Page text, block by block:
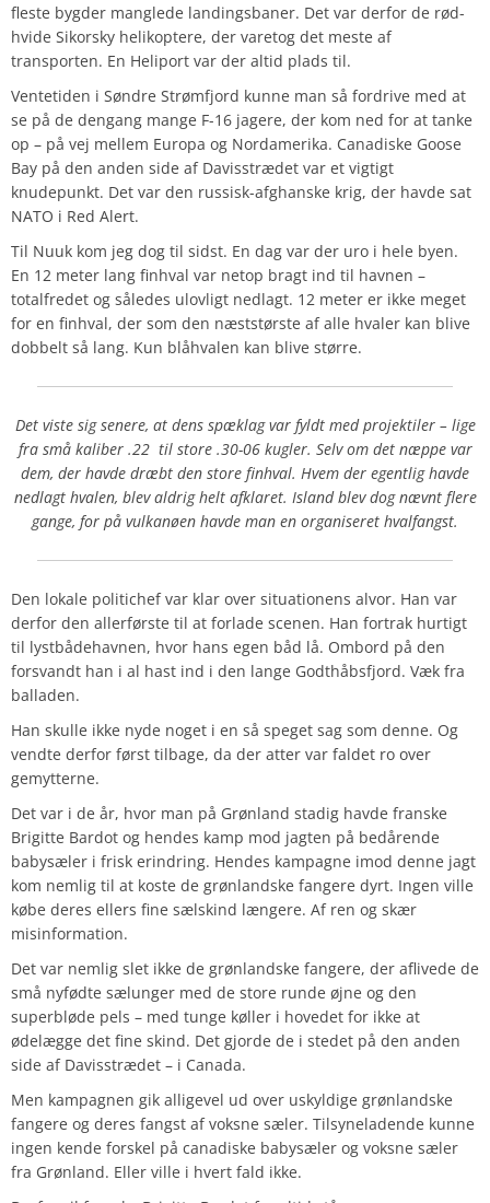
fleste bygder manglede landingsbaner. Det var derfor de rød-
hvide Sikorsky helikoptere, der varetog det meste af
transporten. En Heliport var der altid plads til.
Ventetiden i Søndre Strømfjord kunne man så fordrive med at
se på de dengang mange F-16 jagere, der kom ned for at tanke
op – på vej mellem Europa og Nordamerika. Canadiske Goose
Bay på den anden side af Davisstrædet var et vigtigt
knudepunkt. Det var den russisk-afghanske krig, der havde sat
NATO i Red Alert.
Til Nuuk kom jeg dog til sidst. En dag var der uro i hele byen.
En 12 meter lang finhval var netop bragt ind til havnen –
totalfredet og således ulovligt nedlagt. 12 meter er ikke meget
for en finhval, der som den næststørste af alle hvaler kan blive
dobbelt så lang. Kun blåhvalen kan blive større.
Det viste sig senere, at dens spæklag var fyldt med projektiler – lige
fra små kaliber .22 til store .30-06 kugler. Selv om det næppe var
dem, der havde dræbt den store finhval. Hvem der egentlig havde
nedlagt hvalen, blev aldrig helt afklaret. Island blev dog nævnt flere
gange, for på vulkanøen havde man en organiseret hvalfangst.
Den lokale politichef var klar over situationens alvor. Han var
derfor den allerførste til at forlade scenen. Han fortrak hurtigt
til lystbådehavnen, hvor hans egen båd lå. Ombord på den
forsvandt han i al hast ind i den lange Godthåbsfjord. Væk fra
balladen.
Han skulle ikke nyde noget i en så speget sag som denne. Og
vendte derfor først tilbage, da der atter var faldet ro over
gemytterne.
Det var i de år, hvor man på Grønland stadig havde franske
Brigitte Bardot og hendes kamp mod jagten på bedårende
babysæler i frisk erindring. Hendes kampagne imod denne jagt
kom nemlig til at koste de grønlandske fangere dyrt. Ingen ville
købe deres ellers fine sælskind længere. Af ren og skær
misinformation.
Det var nemlig slet ikke de grønlandske fangere, der aflivede de
små nyfødte sælunger med de store runde øjne og den
superbløde pels – med tunge køller i hovedet for ikke at
ødelægge det fine skind. Det gjorde de i stedet på den anden
side af Davisstrædet – i Canada.
Men kampagnen gik alligevel ud over uskyldige grønlandske
fangere og deres fangst af voksne sæler. Tilsyneladende kunne
ingen kende forskel på canadiske babysæler og voksne sæler
fra Grønland. Eller ville i hvert fald ikke.